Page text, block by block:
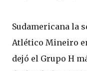
Sudamericana la
Atlético Mineiro
dejó el Grupo H